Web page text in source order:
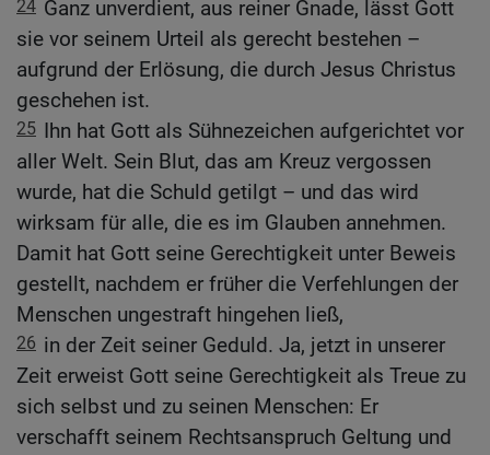
24 Ganz unverdient, aus reiner Gnade, lässt Gott
sie vor seinem Urteil als gerecht bestehen –
aufgrund der Erlösung, die durch Jesus Christus
geschehen ist.
25 Ihn hat Gott als Sühnezeichen aufgerichtet vor
aller Welt. Sein Blut, das am Kreuz vergossen
wurde, hat die Schuld getilgt – und das wird
wirksam für alle, die es im Glauben annehmen.
Damit hat Gott seine Gerechtigkeit unter Beweis
gestellt, nachdem er früher die Verfehlungen der
Menschen ungestraft hingehen ließ,
26 in der Zeit seiner Geduld. Ja, jetzt in unserer
Zeit erweist Gott seine Gerechtigkeit als Treue zu
sich selbst und zu seinen Menschen: Er
verschafft seinem Rechtsanspruch Geltung und